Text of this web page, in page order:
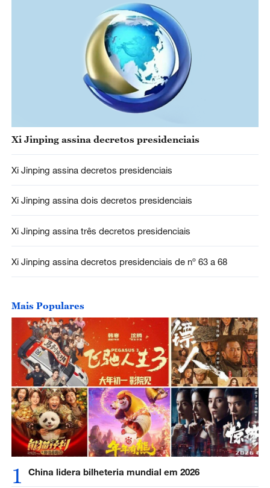
Xi Jinping assina decretos presidenciais
Xi Jinping assina decretos presidenciais
Xi Jinping assina dois decretos presidenciais
Xi Jinping assina três decretos presidenciais
Xi Jinping assina decretos presidenciais de nº 63 a 68
Mais Populares
1 China lidera bilheteria mundial em 2026